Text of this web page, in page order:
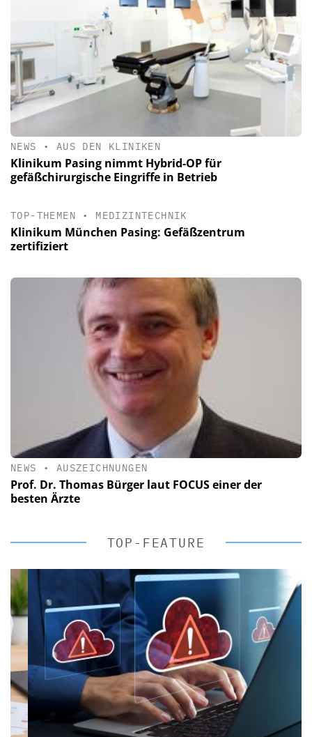
NEWS • AUS DEN KLINIKEN
Klinikum Pasing nimmt Hybrid-OP für
gefäßchirurgische Eingriffe in Betrieb
TOP-THEMEN • MEDIZINTECHNIK
Klinikum München Pasing: Gefäßzentrum
zertifiziert
NEWS • AUSZEICHNUNGEN
Prof. Dr. Thomas Bürger laut FOCUS einer der
besten Ärzte
TOP-FEATURE